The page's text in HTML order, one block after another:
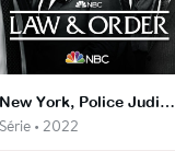
New York, Police Judiciaire
• 2022